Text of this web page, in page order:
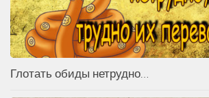
Глотать обиды нетрудно…